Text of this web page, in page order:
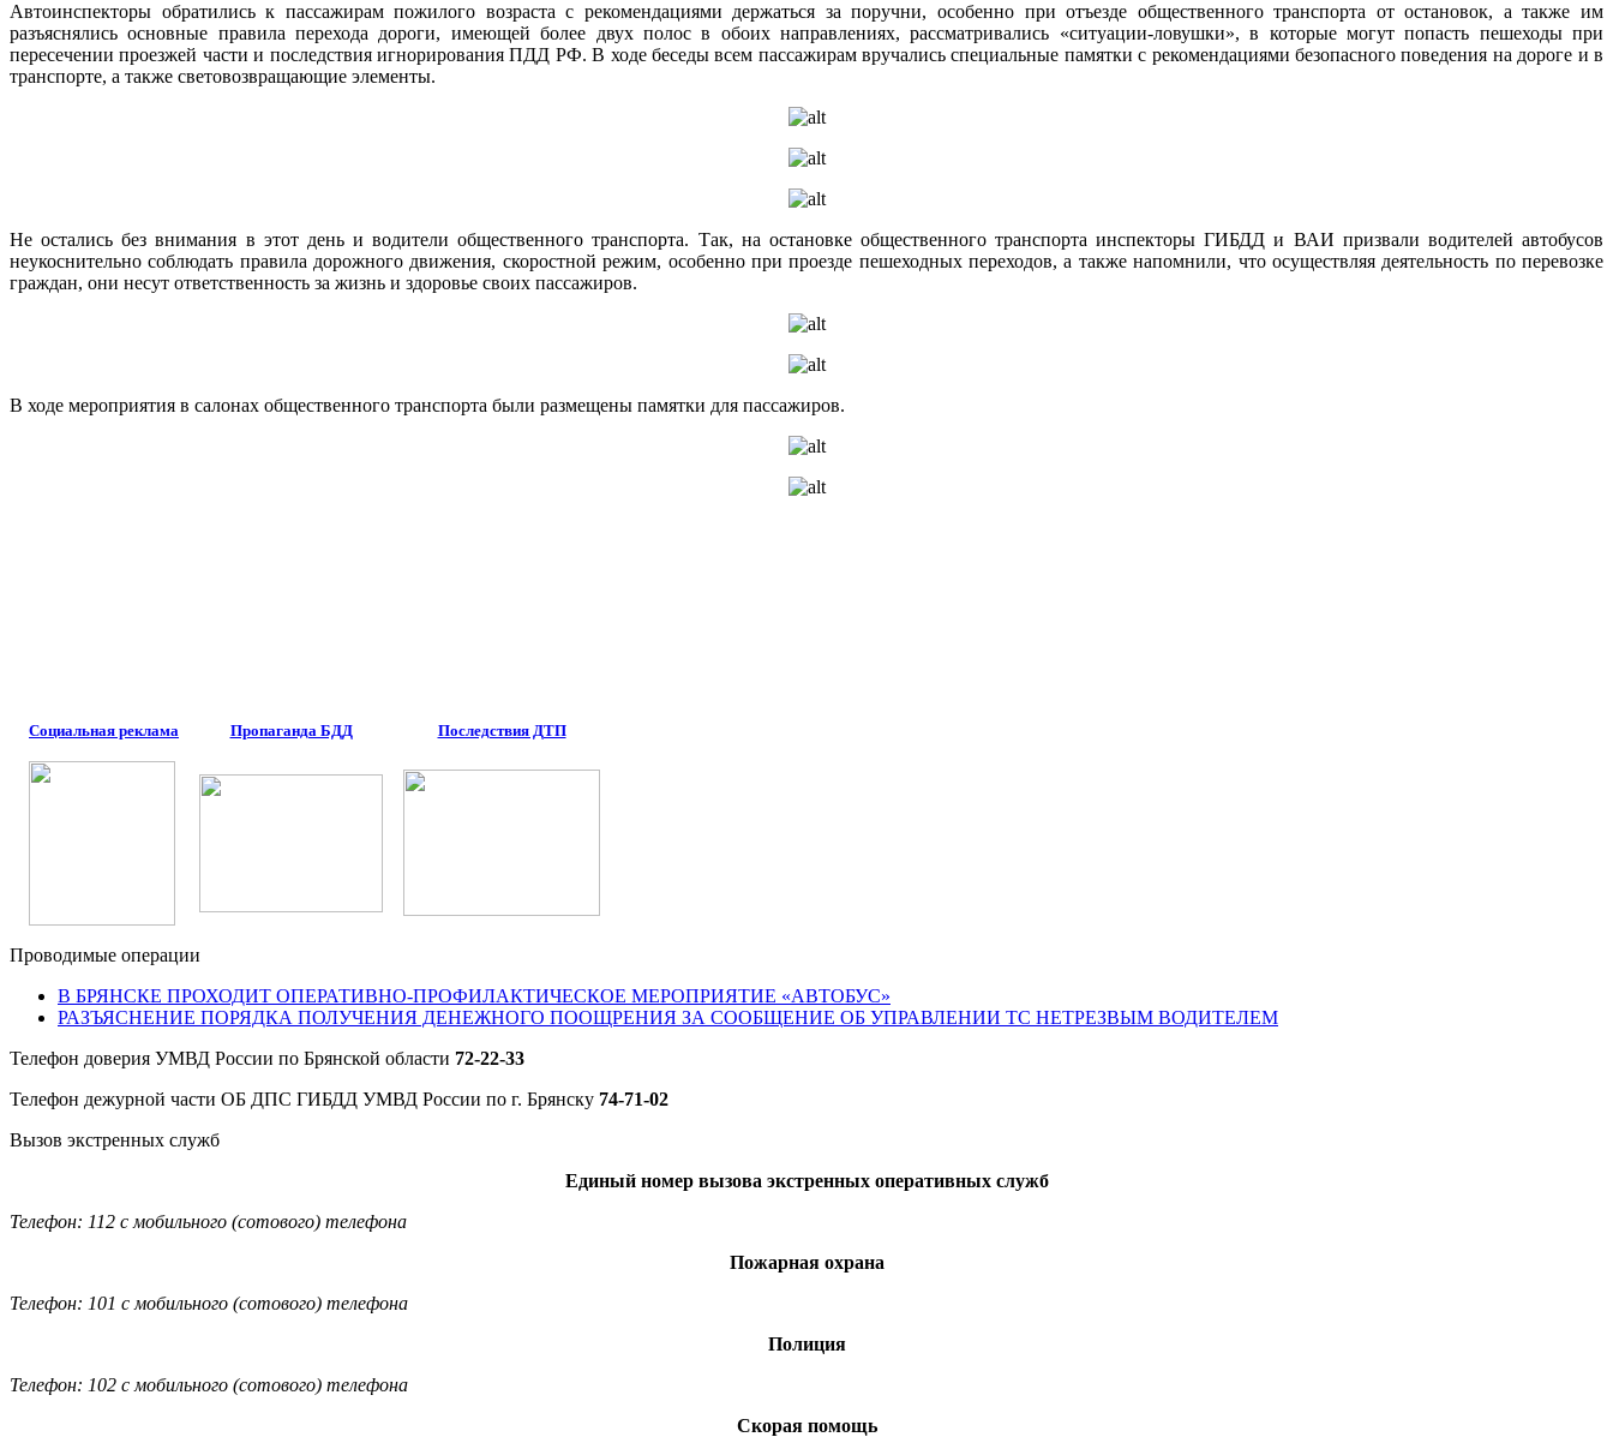
Автоинспекторы обратились к пассажирам пожилого возраста с рекомендациями держаться за поручни, особенно при отъезде общественного транспорта от остановок, а также им
разъяснялись основные правила перехода дороги, имеющей более двух полос в обоих направлениях, рассматривались «ситуации-ловушки», в которые могут попасть пешеходы при
пересечении проезжей части и последствия игнорирования ПДД РФ. В ходе беседы всем пассажирам вручались специальные памятки с рекомендациями безопасного поведения на дороге и в
транспорте, а также световозвращающие элементы.
Не остались без внимания в этот день и водители общественного транспорта. Так, на остановке общественного транспорта инспекторы ГИБДД и ВАИ призвали водителей автобусов
неукоснительно соблюдать правила дорожного движения, скоростной режим, особенно при проезде пешеходных переходов, а также напомнили, что осуществляя деятельность по перевозке
граждан, они несут ответственность за жизнь и здоровье своих пассажиров.
В ходе мероприятия в салонах общественного транспорта были размещены памятки для пассажиров.
Социальная реклама Пропаганда БДД Последствия ДТП
Проводимые операции
В БРЯНСКЕ ПРОХОДИТ ОПЕРАТИВНО-ПРОФИЛАКТИЧЕСКОЕ МЕРОПРИЯТИЕ «АВТОБУС»
РАЗЪЯСНЕНИЕ ПОРЯДКА ПОЛУЧЕНИЯ ДЕНЕЖНОГО ПООЩРЕНИЯ ЗА СООБЩЕНИЕ ОБ УПРАВЛЕНИИ ТС НЕТРЕЗВЫМ ВОДИТЕЛЕМ
Телефон доверия УМВД России по Брянской области 72-22-33
Телефон дежурной части ОБ ДПС ГИБДД УМВД России по г. Брянску 74-71-02
Вызов экстренных служб
Единый номер вызова экстренных оперативных служб
Телефон: 112 с мобильного (сотового) телефона
Пожарная охрана
Телефон: 101 с мобильного (сотового) телефона
Полиция
Телефон: 102 с мобильного (сотового) телефона
Скорая помощь